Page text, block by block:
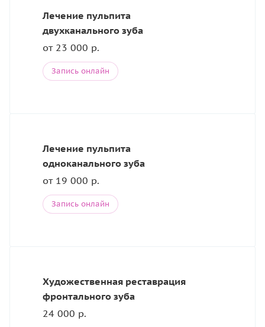
Лечение пульпита
двухканального зуба
от 23 000 р.
Запись онлайн
Лечение пульпита
одноканального зуба
от 19 000 р.
Запись онлайн
Художественная реставрация
фронтального зуба
24 000 р.